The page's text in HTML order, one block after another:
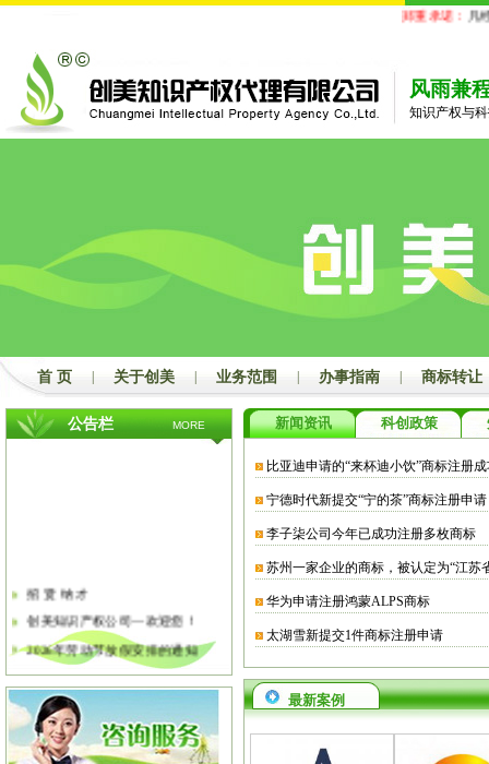
郑重承诺： 凡经
风雨兼
知识产权与
首 页 关于创美 业务范围 办事指南 商标转让
公告栏 MORE
招 贤 纳 才
创美知识产权公司—欢迎您！
2026年劳动节放假安排的通知
2026年清明节放假安排的通知
关于软件企业评估有关工作的通知
2026年春节放假安排的通知
2026年元旦放假安排的通知
新闻资讯 科创政策
比亚迪申请的“来杯迪小饮”商标注册
宁德时代新提交“宁的茶”商标注册申请
李子柒公司今年已成功注册多枚商标
苏州一家企业的商标，被认定为“江苏
华为申请注册鸿蒙ALPS商标
太湖雪新提交1件商标注册申请
最新案例